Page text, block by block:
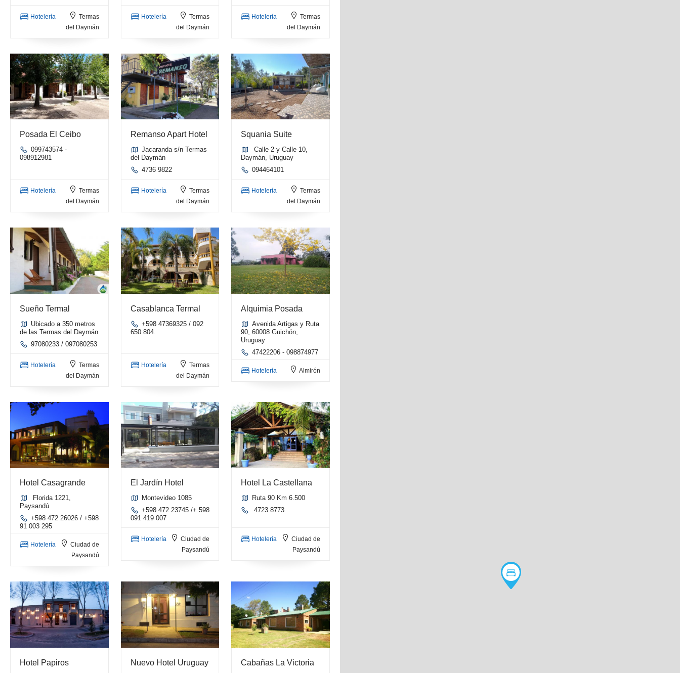
Hotelería
Termas
del Daymán
Hotelería
Termas
del Daymán
Hotelería
Termas
del Daymán
Posada El Ceibo
099743574 -
098912981
Hotelería
Termas
del Daymán
Remanso Apart Hotel
Jacaranda s/n Termas
del Daymán
4736 9822
Hotelería
Termas
del Daymán
Squania Suite
Calle 2 y Calle 10,
Daymán, Uruguay
094464101
Hotelería
Termas
del Daymán
Sueño Termal
Ubicado a 350 metros
de las Termas del Daymán
97080233 / 097080253
Hotelería
Termas
del Daymán
Casablanca Termal
+598 47369325 / 092
650 804.
Hotelería
Termas
del Daymán
Alquimia Posada
Avenida Artigas y Ruta
90, 60008 Guichón,
Uruguay
47422206 - 098874977
Hotelería Almirón
Hotel Casagrande
Florida 1221,
Paysandú
+598 472 26026 / +598
91 003 295
Hotelería
Ciudad de
Paysandú
El Jardín Hotel
Montevideo 1085
+598 472 23745 /+ 598
091 419 007
Hotelería
Ciudad de
Paysandú
Hotel La Castellana
Ruta 90 Km 6.500
4723 8773
Hotelería
Ciudad de
Paysandú
Hotel Papiros Nuevo Hotel Uruguay Cabañas La Victoria